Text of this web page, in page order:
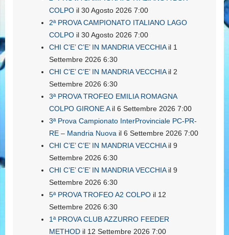
COLPO il 30 Agosto 2026 7:00
2ª PROVA CAMPIONATO ITALIANO LAGO
COLPO il 30 Agosto 2026 7:00
CHI C’E’ C’E’ IN MANDRIA VECCHIAil 1
Settembre 2026 6:30
CHI C’E’ C’E’ IN MANDRIA VECCHIAil 2
Settembre 2026 6:30
3ª PROVA TROFEO EMILIA ROMAGNA
COLPO GIRONE Ail 6 Settembre 2026 7:00
3ª Prova Campionato InterProvinciale PC-PR-
RE – Mandria Nuova il 6 Settembre 2026 7:00
CHI C’E’ C’E’ IN MANDRIA VECCHIAil 9
Settembre 2026 6:30
CHI C’E’ C’E’ IN MANDRIA VECCHIAil 9
Settembre 2026 6:30
5ª PROVA TROFEO A2 COLPO il 12
Settembre 2026 6:30
1ª PROVA CLUB AZZURRO FEEDER
METHOD il 12 Settembre 2026 7:00